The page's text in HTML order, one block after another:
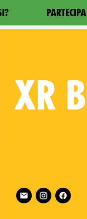
PARTECIPA
XR
Follow XR Bologna on